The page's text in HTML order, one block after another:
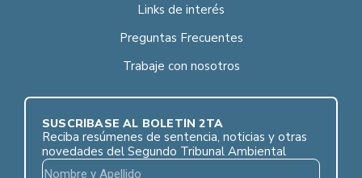
Links de interés
Preguntas Frecuentes
Trabaje con nosotros
SUSCRÍBASE AL BOLETÍN 2TA
Reciba resúmenes de sentencia, noticias y otras
novedades del Segundo Tribunal Ambiental